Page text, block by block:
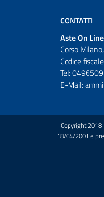
CONTATTI
Aste On Line
Corso
Codice
Tel:
E-Mail:
Copyright
18/04/2001 e